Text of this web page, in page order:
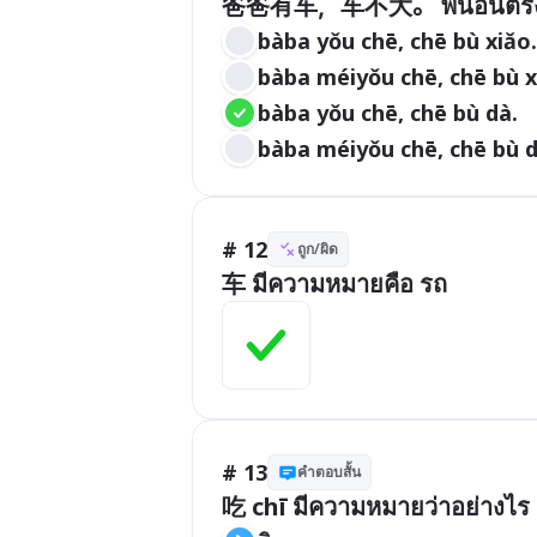
bàba yǒu chē, chē bù xiǎo.
bàba méiyǒu chē, chē bù
bàba yǒu chē, chē bù dà.
bàba méiyǒu chē, chē bù
# 12 ถูก/ผิด
车 มีความหมายคือ รถ
# 13 คำตอบสั้น
吃 chī มีความหมายว่าอย่างไร